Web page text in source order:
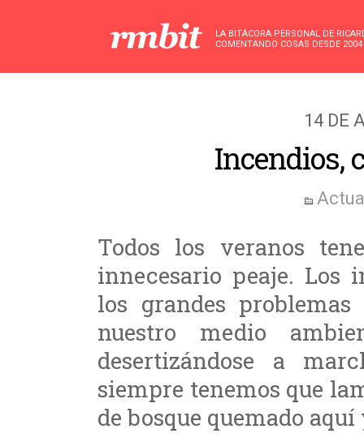
LA BITÁCORA PERSONAL DE
COMENTANDO COSAS DESDE 2004
14 DE
Incendios,
Todos los veranos
innecesario peaje. Los
los grandes problemas
nuestro medio
desertizándose a
siempre tenemos que
de bosque quemado